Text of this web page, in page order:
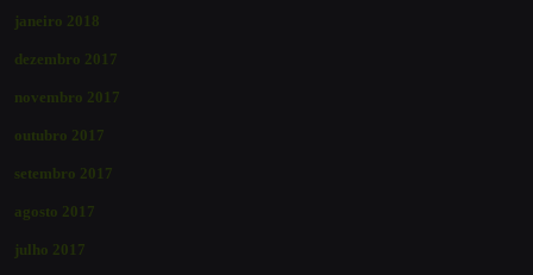
janeiro 2018
dezembro 2017
novembro 2017
outubro 2017
setembro 2017
agosto 2017
julho 2017